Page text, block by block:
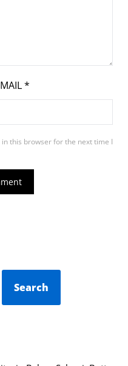
*
this browser for the next time I
Search